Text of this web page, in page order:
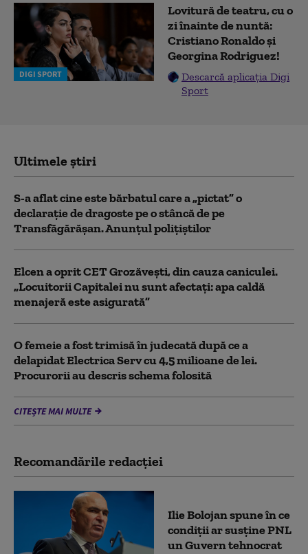
DIGI SPORT
Lovitură de teatru, cu o
zi înainte de nuntă:
Cristiano Ronaldo și
Georgina Rodriguez!
Descarcă aplicația Digi
Sport
Ultimele știri
S-a aflat cine este bărbatul care a „pictat” o
declarație de dragoste pe o stâncă de pe
Transfăgărășan. Anunțul polițiștilor
Elcen a oprit CET Grozăveşti, din cauza caniculei.
„Locuitorii Capitalei nu sunt afectați: apa caldă
menajeră este asigurată”
O femeie a fost trimisă în judecată după ce a
delapidat Electrica Serv cu 4,5 milioane de lei.
Procurorii au descris schema folosită
CITEȘTE MAI MULTE
Recomandările redacţiei
Ilie Bolojan spune în ce
condiții ar susține PNL
un Guvern tehnocrat